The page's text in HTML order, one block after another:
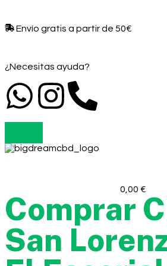
Envío gratis a partir de 50€​
¿Necesitas ayuda?
0,00 €
Comprar
San